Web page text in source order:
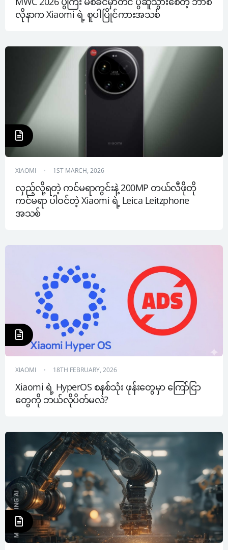
လိုနာက Xiaomi ရဲ့ စူပါပြိုင်ကားအသစ်
XIAOMI 1ST MARCH, 2026
လှည့်လို့ရတဲ့ ကင်မရာကွင်းနဲ့ 200MP တယ်လီဖိုတို
ကင်မရာ ပါဝင်တဲ့ Xiaomi ရဲ့ Leica Leitzphone
အသစ်
XIAOMI 18TH FEBRUARY, 2026
Xiaomi ရဲ့ HyperOS စနစ်သုံး ဖုန်းတွေမှာ ကြော်ငြာ
တွေကို ဘယ်လိုပိတ်မလဲ?